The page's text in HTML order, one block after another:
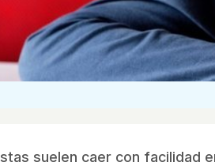
suelen caer con facilidad